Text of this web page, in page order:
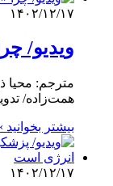
۱۴۰۲/۱۲/۱۷
ویدیو/
مترجم: محیا
همت‌زاده/
بیشتر بخوانید
۱۴۰۲/۱۲/۱۷